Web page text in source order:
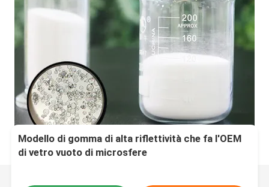
Modello di gomma di alta riflettività che fa l'OEM
di vetro vuoto di microsfere